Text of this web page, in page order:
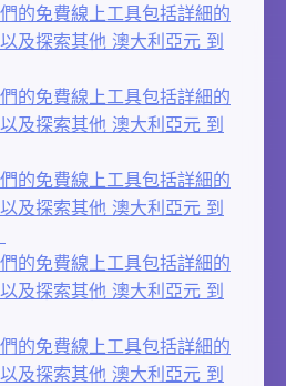
的免費線上工具包括詳細的
及探索其他 澳大利亞元 到
的免費線上工具包括詳細的
及探索其他 澳大利亞元 到
的免費線上工具包括詳細的
及探索其他 澳大利亞元 到
的免費線上工具包括詳細的
及探索其他 澳大利亞元 到
的免費線上工具包括詳細的
及探索其他 澳大利亞元 到